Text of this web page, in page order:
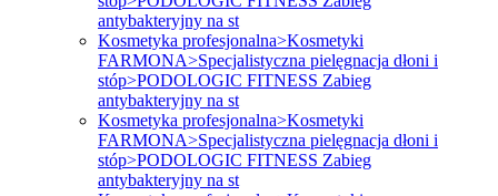
antybakteryjny na st
Kosmetyka profesjonalna>Kosmetyki
FARMONA>Specjalistyczna pielęgnacja dłoni i
stóp>PODOLOGIC FITNESS Zabieg
antybakteryjny na st
Kosmetyka profesjonalna>Kosmetyki
FARMONA>Specjalistyczna pielęgnacja dłoni i
stóp>PODOLOGIC FITNESS Zabieg
antybakteryjny na st